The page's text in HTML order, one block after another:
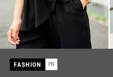
FASHION PR